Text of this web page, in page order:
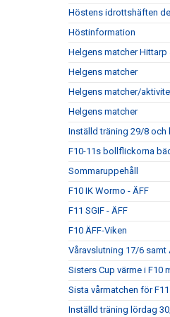
Höstens idrottshäften
Höstinformation
Helgens matcher Hittarp
Helgens matcher
Helgens matcher/
Helgens matcher
Inställd träning 29/8 och
F10-11s bollflickorna
Sommaruppehåll
F10 IK Wormo - ÄFF
F11 SGIF - ÄFF
F10 ÄFF-Viken
Våravslutning 17/6
Sisters Cup värme i F10
Sista vårmatchen för F11
Inställd träning lördag